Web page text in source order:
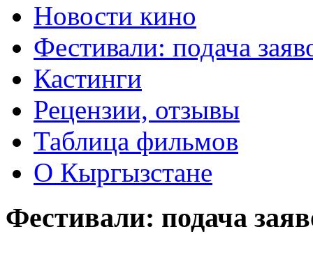
Новости кино
Фестивали: подача
Кастинги
Рецензии, отзывы
Таблица фильмов
О Кыргызстане
Фестивали: подача